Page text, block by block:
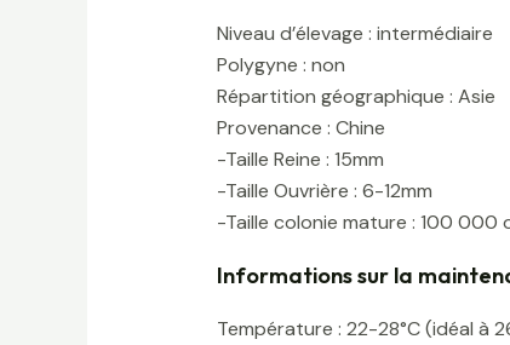
Niveau d’élevage : intermédiaire
Polygyne : non
Répartition géographique : Asie
Provenance : Chine
-Taille Reine : 15mm
-Taille Ouvrière : 6-12mm
-Taille colonie mature : 100 000
Informations sur la
Température : 22-28°C (idéal à